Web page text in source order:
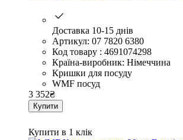
Доставка 10-15 днів
Артикул: 07 7820 6380
Код товару : 4691074298
Країна-виробник: Німеччина
Кришки для посуду
WMF посуд
3 352₴
Купити
Купити в 1 клік